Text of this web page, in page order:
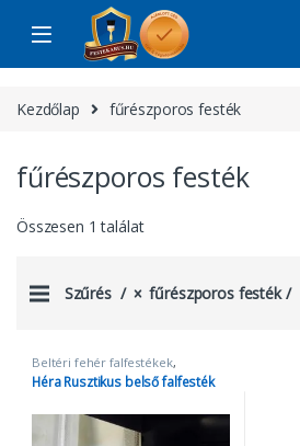
Skip to navigation
Skip to content
Kezdőlap fűrészporos festék
fűrészporos festék
Összesen 1 találat
Szűrés fűrészporos festék
Beltéri fehér falfestékek,
fűrészporos festék
Héra Rusztikus belső falfesték